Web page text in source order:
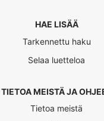
HAE LISÄÄ
Tarkennettu haku
Selaa luetteloa
TIETOA MEISTÄ JA
Tietoa meistä